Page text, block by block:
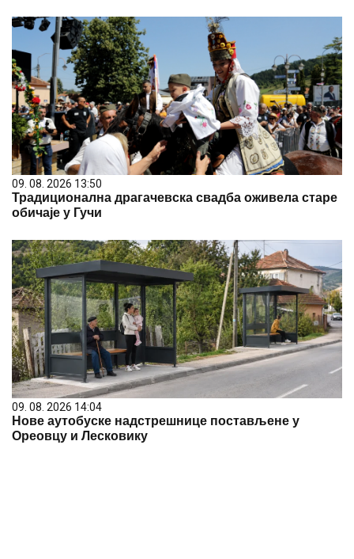
09. 08. 2026 13:50
Традиционална драгачевска свадба оживела старе
обичаје у Гучи
09. 08. 2026 14:04
Нове аутобуске надстрешнице постављене у
Ореовцу и Лесковику